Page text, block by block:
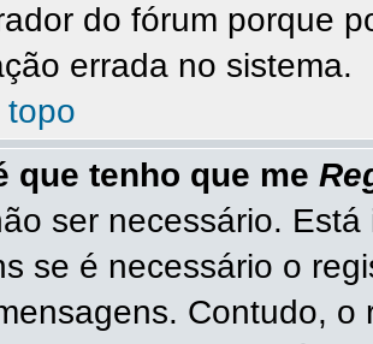
do fórum porque
errada no sistema.
topo
que tenho que me
ser necessário.
se é necessário o
Contudo,